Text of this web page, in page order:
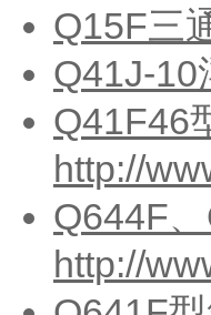
Q15F三
Q41J-10
Q41F46
http://
Q644F
http://